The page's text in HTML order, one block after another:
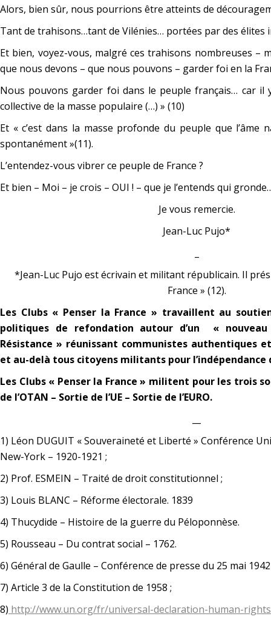
Alors, bien sûr, nous pourrions être atteints de
Tant de trahisons…tant de Vilénies… portées par des élites
Et bien, voyez-vous, malgré ces trahisons nombreuses –
que nous devons – que nous pouvons – garder foi en la
Nous pouvons garder foi dans le peuple français… car il
collective de la masse populaire (…) » (10)
Et « c’est dans la masse profonde du peuple que l’âme
spontanément »(11).
L’entendez-vous vibrer ce peuple de France ?
Et bien – Moi – je crois – OUI ! – que je l’entends qui
Je vous remercie.
Jean-Luc Pujo*
*Jean-Luc Pujo est écrivain et militant républicain. Il
France » (12).
Les Clubs « Penser la France » travaillent au
politiques de refondation autour d’un «
Résistance » réunissant communistes authentiques
et au-delà tous citoyens militants pour l’indépendance
Les Clubs « Penser la France » militent pour les trois
de l’OTAN – Sortie de l’UE – Sortie de l’EURO.
1) Léon DUGUIT « Souveraineté et Liberté » Conférence
New-York – 1920-1921 ;
2) Prof. ESMEIN – Traité de droit constitutionnel ;
3) Louis BLANC – Réforme électorale. 1839
4) Thucydide – Histoire de la guerre du Péloponnèse.
5) Rousseau – Du contrat social – 1762.
6) Général de Gaulle – Conférence de presse du 25 mai
7) Article 3 de la Constitution de 1958 ;
8) http://www.un.org/fr/universal-declaration-human-